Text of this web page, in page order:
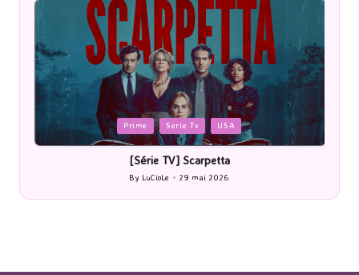
Posted
in
Cinéma
[Cinéma] Les Rayons et des ombres
Posted
by
By LuCioLe 27 mai 2026